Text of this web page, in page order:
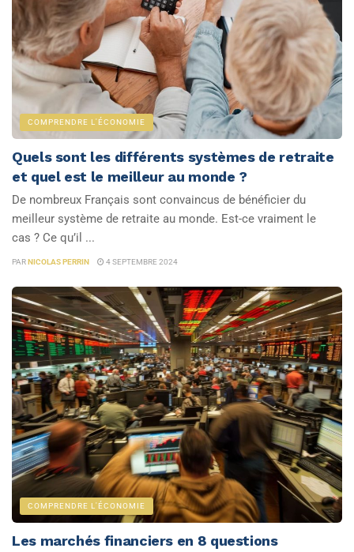
COMPRENDRE L'ÉCONOMIE
Quels sont les différents systèmes de retraite
et quel est le meilleur au monde ?
De nombreux Français sont convaincus de bénéficier du
meilleur système de retraite au monde. Est-ce vraiment le
cas ? Ce qu’il ...
PARNICOLAS PERRIN 4 SEPTEMBRE 2024
COMPRENDRE L'ÉCONOMIE
Les marchés financiers en 8 questions